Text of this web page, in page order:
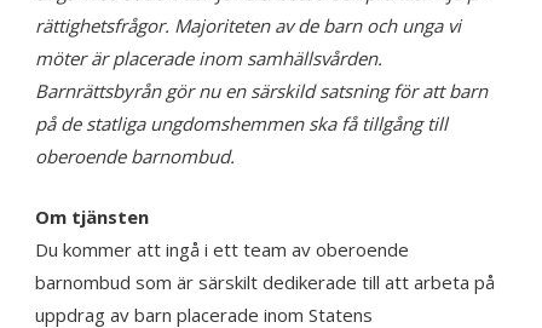
rättighetsfrågor. Majoriteten av de barn och unga vi
möter är placerade inom samhällsvården.
Barnrättsbyrån gör nu en särskild satsning för att barn
på de statliga ungdomshemmen ska få tillgång till
oberoende barnombud.
Om tjänsten
Du kommer att ingå i ett team av oberoende
barnombud som är särskilt dedikerade till att arbeta på
uppdrag av barn placerade inom Statens